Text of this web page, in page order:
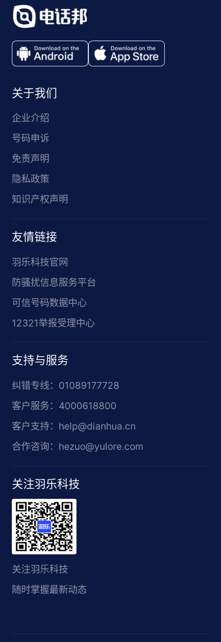
关于我们
企业介绍
号码申诉
免责声明
隐私政策
知识产权声明
友情链接
羽乐科技官网
防骚扰信息服务平台
可信号码数据中心
12321举报受理中心
支持与服务
纠错专线：01089177728
客户服务：4000618800
客户支持：help@dianhua.cn
合作咨询：hezuo@yulore.com
关注羽乐科技
关注羽乐科技
随时掌握最新动态